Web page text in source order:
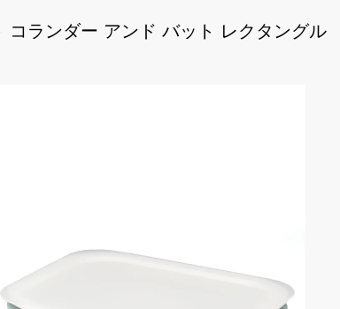
コランダー アンド バット レクタングル